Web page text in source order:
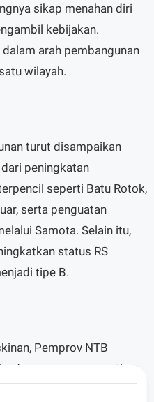
sikap menahan diri
kebijakan.
arah pembangunan
wilayah.
turut disampaikan
peningkatan
seperti Batu Rotok,
serta penguatan
Samota. Selain itu,
status RS
tipe B.
Pemprov NTB
yang menargetkan
ulang dan